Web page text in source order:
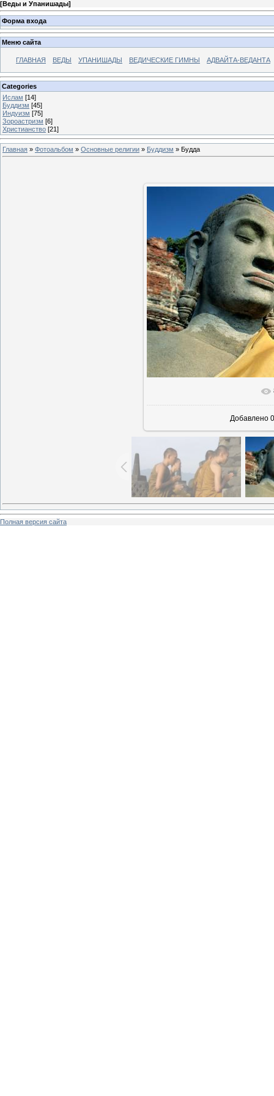
[Веды и Упанишады]
Форма входа
Меню сайта
ГЛАВНАЯ ВЕДЫ УПАНИШАДЫ ВЕДИЧЕСКИЕ ГИМНЫ АДВАЙТА-ВЕДАНТА
Categories
Ислам [14]
Буддизм [45]
Индуизм [75]
Зороастризм [6]
Христианство [21]
Главная » Фотоальбом » Основные религии » Буддизм » Будда
В
Добавлено
Полная версия сайта